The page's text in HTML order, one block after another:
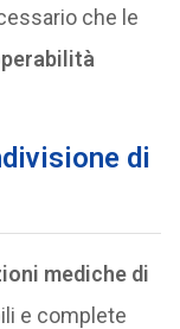
che le
di
mediche di
e complete